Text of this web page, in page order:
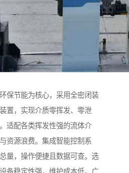
保节能为核心，采用全密闭装
置，实现介质零挥发、零泄
适配各类挥发性强的流体介
资源浪费。集成智能控制系
量，操作便捷且数据可查。选